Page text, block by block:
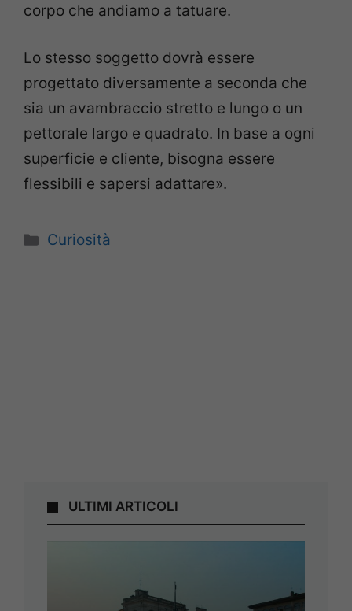
corpo che andiamo a tatuare.
Lo stesso soggetto dovrà essere
progettato diversamente a seconda che
sia un avambraccio stretto e lungo o un
pettorale largo e quadrato. In base a ogni
superficie e cliente, bisogna essere
flessibili e sapersi adattare».
Categorie
Curiosità
ULTIMI ARTICOLI